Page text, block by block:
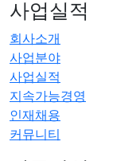
사업실적
회사소개
사업분야
사업실적
지속가능경영
인재채용
커뮤니티